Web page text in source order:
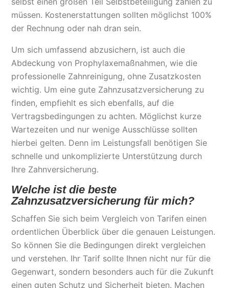
müssen. Kostenerstattungen sollten möglichst 100%
der Rechnung oder nah dran sein.
Um sich umfassend abzusichern, ist auch die
Abdeckung von Prophylaxemaßnahmen, wie die
professionelle Zahnreinigung, ohne Zusatzkosten
wichtig. Um eine gute Zahnzusatzversicherung zu
finden, empfiehlt es sich ebenfalls, auf die
Vertragsbedingungen zu achten. Möglichst kurze
Wartezeiten und nur wenige Ausschlüsse sollten
hierbei gelten. Denn im Leistungsfall benötigen Sie
schnelle und unkomplizierte Unterstützung durch
Ihre Zahnversicherung.
Welche ist die beste
Zahnzusatzversicherung für mich?
Schaffen Sie sich beim Vergleich von Tarifen einen
ordentlichen Überblick über die genauen Leistungen.
So können Sie die Bedingungen direkt vergleichen
und verstehen. Ihr Tarif sollte Ihnen nicht nur für die
Gegenwart, sondern besonders auch für die Zukunft
einen guten Schutz und Sicherheit bieten. Machen